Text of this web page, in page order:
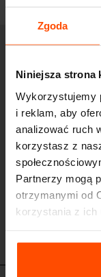
Zgoda
Niniejsza strona
Wykorzystujemy
i reklam, aby
analizować ruch
korzystasz z
Partnerzy mogą
otrzymanymi od
korzystania z ich
Więcej
Relating to the
Poidełko